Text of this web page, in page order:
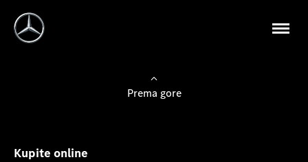
Prema gore
Kupite online